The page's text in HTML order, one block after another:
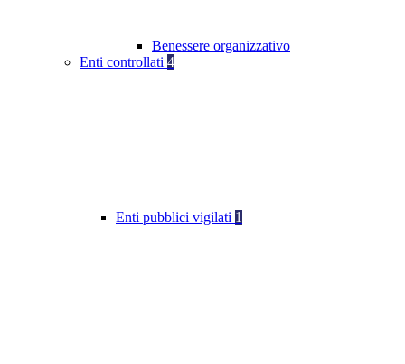
Benessere organizzativo
Enti controllati 4
Enti pubblici vigilati 1